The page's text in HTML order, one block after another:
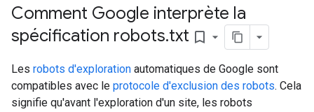
Comment Google interprète la
spécification robots.txt bookmark_border
Les robots d'exploration automatiques de Google sont
compatibles avec le protocole d'exclusion des robots. Cela
signifie qu'avant l'exploration d'un site, les robots